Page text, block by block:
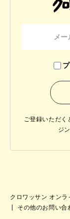
ご登録いただく
ジ
クロワッサン オンラ
その他のお問い合